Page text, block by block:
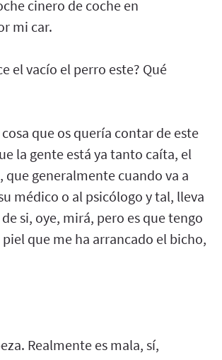
cinero de coche en
mi car.
el vacío el perro este? Qué
que os quería contar de este
la gente está ya tanto caíta, el
que generalmente cuando va a
médico o al psicólogo y tal, lleva
si, oye, mirá, pero es que tengo
que me ha arrancado el bicho,
Realmente es mala, sí,